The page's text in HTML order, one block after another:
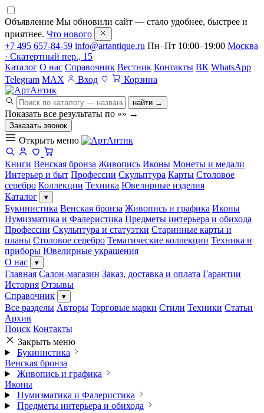
Объявление Мы обновили сайт — стало удобнее, быстрее и
приятнее. Что нового
+7 495 657-84-59 info@artantique.ru Пн–Пт 10:00–19:00 Москва
· Скатертный пер., 15
Каталог О нас Справочник Вестник Контакты ВК WhatsApp
Telegram MAX Вход Корзина
найти →
Показать все результаты по «» →
Заказать звонок
Открыть меню
Книги Венская бронза Живопись Иконы Монеты и медали
Интерьер и быт Профессии Скульптура Карты Столовое
серебро Коллекции Техника Ювелирные изделия
Каталог
▾
Букинистика Венская бронза Живопись и графика Иконы
Нумизматика и Фалеристика Предметы интерьера и обихода
Профессии Скульптура и статуэтки Старинные карты и
планы Столовое серебро Тематические коллекции Техника и
приборы Ювелирные украшения
О нас
▾
Главная Салон-магазин Заказ, доставка и оплата Гарантии
История Отзывы
Справочник
▾
Все разделы Авторы Торговые марки Стили Техники Статьи
Архив
Поиск Контакты
Закрыть меню
Букинистика
Венская бронза
Живопись и графика
Иконы
Нумизматика и Фалеристика
Предметы интерьера и обихода